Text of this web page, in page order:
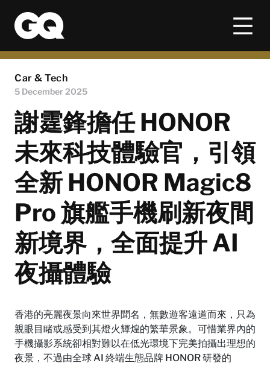
Car & Tech
5 December 2025
謝霆鋒擔任 HONOR
未來科技體驗官，引領
全新 HONOR Magic8
Pro 旗艦手機刷新夜間
新境界，全面提升 AI
夜攝體驗
香港的亮麗夜景向來世界聞名，無數遊客遠道而來，只為
親眼目睹或感受到其燈火輝煌的繁華景象。可惜業界內的
手機攝影系統卻相對難以在低光環境下完美拍攝出理想的
夜景，不過由全球 AI 終端生態品牌 HONOR 研發的